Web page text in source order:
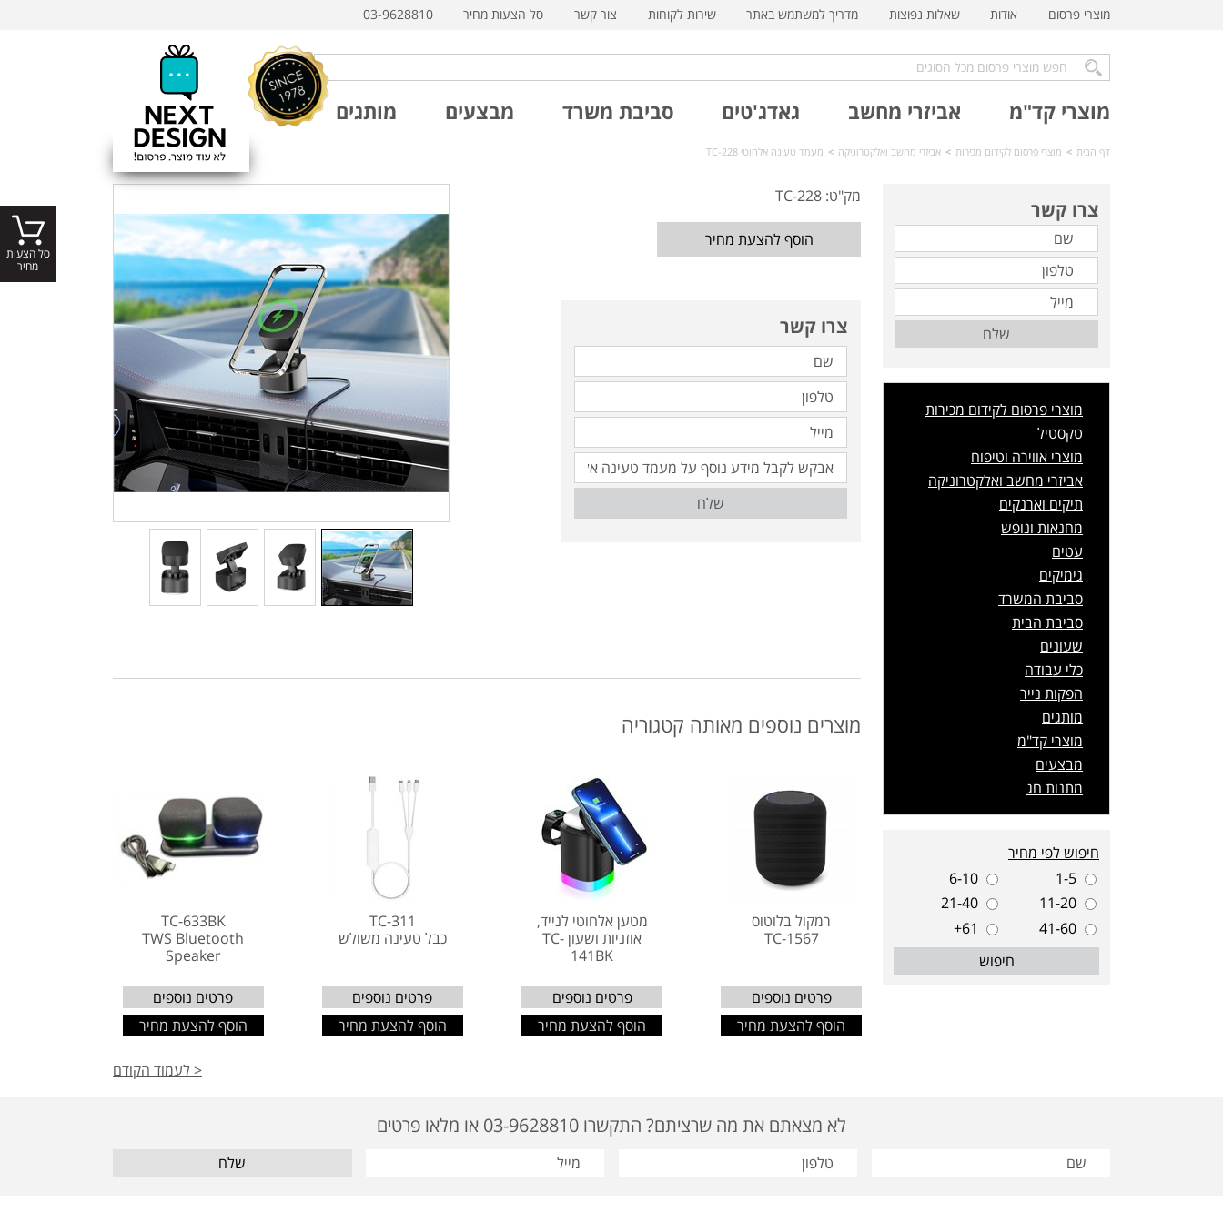
מוצרי פרסום אודות שאלות נפוצות מדריך למשתמש באתר שירות לקוחות צור קשר סל הצעות מחיר 03-9628810
מוצרי קד"מ אביזרי מחשב גאדג'טים סביבת משרד מבצעים מותגים
דף הבית > מוצרי פרסום לקידום מכירות > אביזרי מחשב ואלקטרוניקה > מעמד טעינה אלחוטי TC-228
מק"ט: TC-228
הוסף להצעת מחיר
צרו קשר
שלח
מוצרים נוספים מאותה קטגוריה
רמקול בלוטוס
TC-1567
פרטים נוספים
הוסף להצעת מחיר
מטען אלחוטי לנייד,
אוזניות ושעון TC-
141BK
פרטים נוספים
הוסף להצעת מחיר
TC-311
כבל טעינה משולש
פרטים נוספים
הוסף להצעת מחיר
TC-633BK
TWS Bluetooth
Speaker
פרטים נוספים
הוסף להצעת מחיר
< לעמוד הקודם
צרו קשר
שלח
מוצרי פרסום לקידום מכירות
טקסטיל
מוצרי אווירה וטיפוח
אביזרי מחשב ואלקטרוניקה
תיקים וארנקים
מחנאות ונופש
עטים
גימיקים
סביבת המשרד
סביבת הבית
שעונים
כלי עבודה
הפקות נייר
מותגים
מוצרי קד"מ
מבצעים
מתנות חג
חיפוש לפי מחיר
1-5
6-10
11-20
21-40
41-60
61+
חיפוש
לא מצאתם את מה שרציתם? התקשרו 03-9628810 או מלאו פרטים
שלח
סל הצעות
מחיר